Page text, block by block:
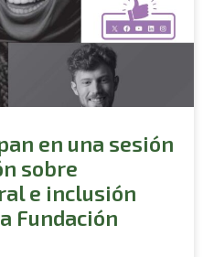
en una sesión
sobre
e inclusión
Fundación